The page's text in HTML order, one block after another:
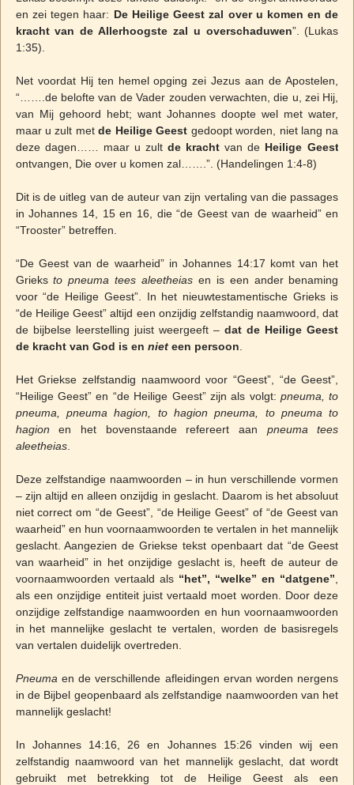
en zei tegen haar: De Heilige Geest zal over u komen en de
kracht van de Allerhoogste zal u overschaduwen”. (Lukas
1:35).
Net voordat Hij ten hemel opging zei Jezus aan de Apostelen,
“…….de belofte van de Vader zouden verwachten, die u, zei Hij,
van Mij gehoord hebt; want Johannes doopte wel met water,
maar u zult metde Heilige Geest gedoopt worden, niet lang na
deze dagen…… maar u zult de kracht van de Heilige Geest
ontvangen, Die over u komen zal…….”. (Handelingen 1:4-8)
Dit is de uitleg van de auteur van zijn vertaling van die passages
in Johannes 14, 15 en 16, die “de Geest van de waarheid” en
“Trooster” betreffen.
“De Geest van de waarheid” in Johannes 14:17 komt van het
Grieksto pneuma tees aleetheias en is een ander benaming
voor “de Heilige Geest”. In het nieuwtestamentische Grieks is
“de Heilige Geest” altijd een onzijdig zelfstandig naamwoord, dat
de bijbelse leerstelling juist weergeeft –dat de Heilige Geest
de kracht van God is en nieteen persoon
Het Griekse zelfstandig naamwoord voor “Geest”, “de Geest”,
“Heilige Geest” en “de Heilige Geest” zijn als volgt:pneuma, to
pneuma, pneuma hagion, to hagion pneuma, to pneuma to
hagion en het bovenstaande refereert aan pneuma tees
aleetheias.
Deze zelfstandige naamwoorden – in hun verschillende vormen
– zijn altijd en alleen onzijdig in geslacht. Daarom is het absoluut
niet correct om “de Geest”, “de Heilige Geest” of “de Geest van
waarheid” en hun voornaamwoorden te vertalen in het mannelijk
geslacht. Aangezien de Griekse tekst openbaart dat “de Geest
van waarheid” in het onzijdige geslacht is, heeft de auteur de
voornaamwoorden vertaald als “het”, “welke” en “datgene”
als een onzijdige entiteit juist vertaald moet worden. Door deze
onzijdige zelfstandige naamwoorden en hun voornaamwoorden
in het mannelijke geslacht te vertalen, worden de basisregels
van vertalen duidelijk overtreden.
Pneuma en de verschillende afleidingen ervan worden nergens
in de Bijbel geopenbaard als zelfstandige naamwoorden van het
mannelijk geslacht!
In Johannes 14:16, 26 en Johannes 15:26 vinden wij een
zelfstandig naamwoord van het mannelijk geslacht, dat wordt
gebruikt met betrekking tot de Heilige Geest als een